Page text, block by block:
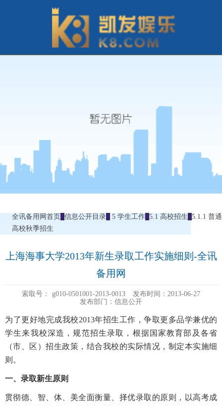
全讯备用网首页 信息公开目录 5 学生工作 5.1 高校招生 5.1.1 普通
高校秋季招生
上海海事大学2013年新生录取工作实施细则-全讯
备用网
索取号： g010-0501001-2013-0013
发布时间：2013-06-27
发布部门：信息公开
为了更好地完成我校2013年招生工作，争取更多品学兼优的
学生来我校深造，规范招生录取，根据国家教育部及各省
（市、区）招生政策，结合我校的实际情况，制定本实施细
则。
一、录取新生原则
贯彻德、智、体、美全面衡量、择优录取的原则，以高考成